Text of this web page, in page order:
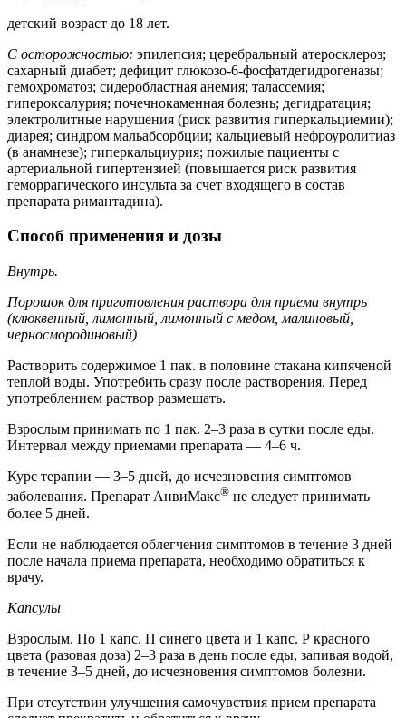
детский возраст до 18 лет.
С осторожностью: эпилепсия; церебральный атеросклероз;
сахарный диабет; дефицит глюкозо-6-фосфатдегидрогеназы;
гемохроматоз; сидеробластная анемия; талассемия;
гипероксалурия; почечнокаменная болезнь; дегидратация;
электролитные нарушения (риск развития гиперкальциемии);
диарея; синдром мальабсорбции; кальциевый нефроуролитиаз
(в анамнезе); гиперкальциурия; пожилые пациенты с
артериальной гипертензией (повышается риск развития
геморрагического инсульта за счет входящего в состав
препарата римантадина).
Способ применения и дозы
Внутрь.
Порошок для приготовления раствора для приема внутрь
(клюквенный, лимонный, лимонный с медом, малиновый,
черносмородиновый)
Растворить содержимое 1 пак. в половине стакана кипяченой
теплой воды. Употребить сразу после растворения. Перед
употреблением раствор размешать.
Взрослым принимать по 1 пак. 2–3 раза в сутки после еды.
Интервал между приемами препарата — 4–6 ч.
Курс терапии — 3–5 дней, до исчезновения симптомов
заболевания. Препарат АнвиМакс® не следует принимать
более 5 дней.
Если не наблюдается облегчения симптомов в течение 3 дней
после начала приема препарата, необходимо обратиться к
врачу.
Капсулы
Взрослым. По 1 капс. П синего цвета и 1 капс. Р красного
цвета (разовая доза) 2–3 раза в день после еды, запивая водой,
в течение 3–5 дней, до исчезновения симптомов болезни.
При отсутствии улучшения самочувствия прием препарата